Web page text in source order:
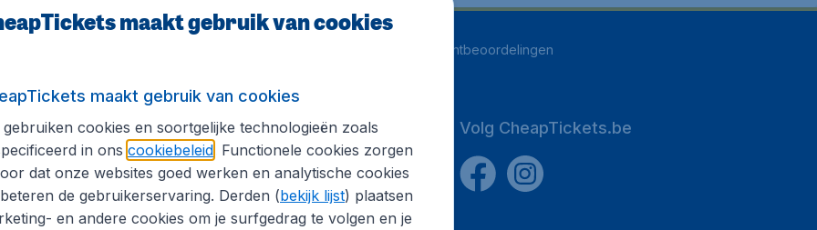
klantbeoordelingen
informatie
Internationale sites
Flugladen.de
CheapTickets.ch
CheapTickets.nl
Volg CheapTickets.be
maakt gebruik van cookies
maakt gebruik van cookies
gebruiken cookies en soortgelijke technologieën zoals
in ons cookiebeleid. Functionele cookies zorgen
dat onze websites goed werken en analytische cookies
de gebruikerservaring. Derden (bekijk lijst) plaatsen
en andere cookies om je surfgedrag te volgen en je